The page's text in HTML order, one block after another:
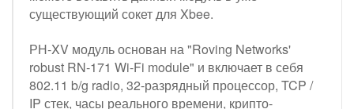
существующий сокет для Xbee.
РН-XV модуль основан на "Roving Networks'
robust RN-171 Wi-Fi module" и включает в себя
802.11 b/g radio, 32-разрядный процессор, TCP /
IP стек, часы реального времени, крипто-